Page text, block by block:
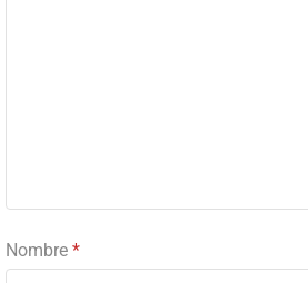
Nombre *